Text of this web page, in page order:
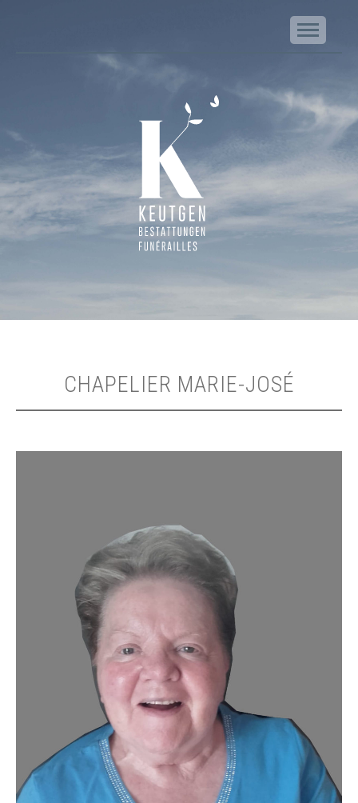
Keutgen | Bestattungen - Funérailles
CHAPELIER MARIE-JOSÉ